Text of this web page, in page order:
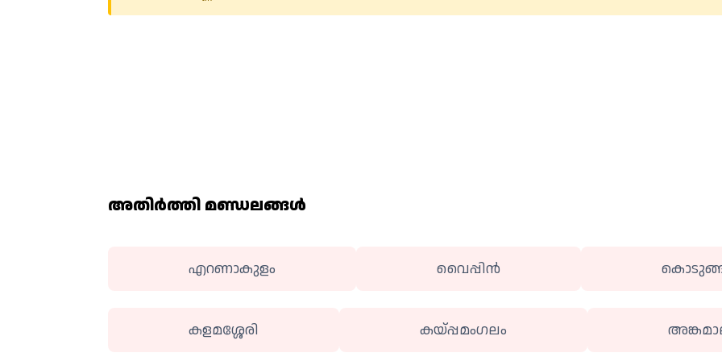
അതിര്‍ത്തി മണ്ഡലങ്ങള്‍
എറണാകുളം വൈപ്പിൻ
കളമശ്ശേരി കയ്പ്പമം​ഗലം